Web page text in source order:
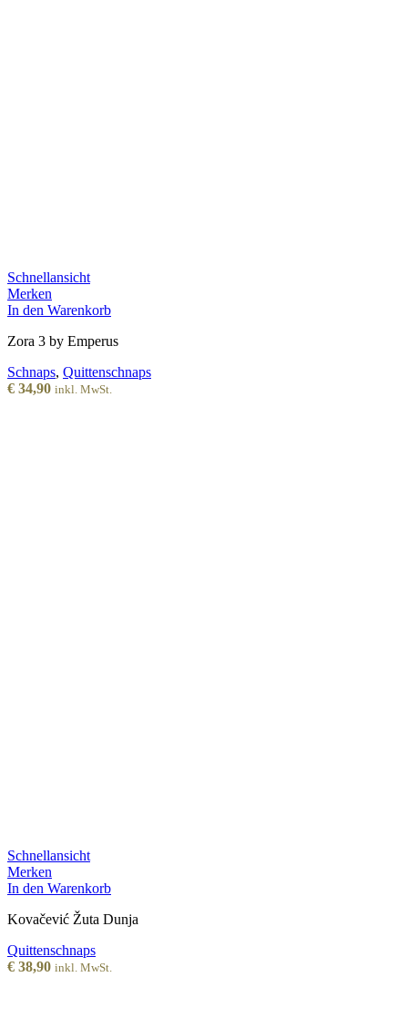
Schnellansicht
Merken
In den Warenkorb
Zora 3 by Emperus
Schnaps, Quittenschnaps
€ 34,90 inkl. MwSt.
Schnellansicht
Merken
In den Warenkorb
Kovačević Žuta Dunja
Quittenschnaps
€ 38,90 inkl. MwSt.